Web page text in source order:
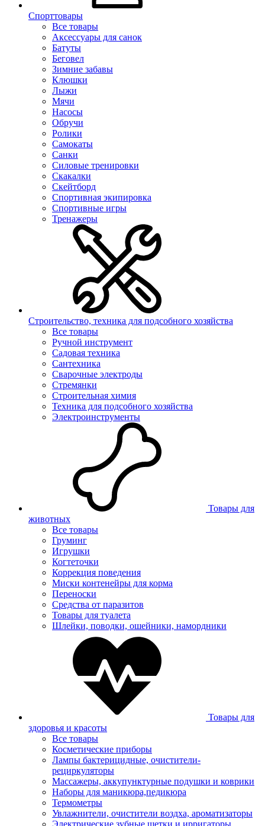
Спорттовары
Все товары
Аксессуары для санок
Батуты
Беговел
Зимние забавы
Клюшки
Лыжи
Мячи
Насосы
Обручи
Ролики
Самокаты
Санки
Силовые тренировки
Скакалки
Скейтборд
Спортивная экипировка
Спортивные игры
Тренажеры
Строительство, техника для подсобного хозяйства
Все товары
Ручной инструмент
Садовая техника
Сантехника
Сварочные электроды
Стремянки
Строительная химия
Техника для подсобного хозяйства
Электроинструменты
Товары для
животных
Все товары
Груминг
Игрушки
Когтеточки
Коррекция поведения
Миски контенейры для корма
Переноски
Средства от паразитов
Товары для туалета
Шлейки, поводки, ошейники, намордники
Товары для
здоровья и красоты
Все товары
Косметические приборы
Лампы бактерицидные, очистители-
рециркуляторы
Массажеры, аккупунктурные подушки и коврики
Наборы для маникюра,педикюра
Термометры
Увлажнители, очистители воздха, ароматизаторы
Электрические зубные щетки и ирригаторы